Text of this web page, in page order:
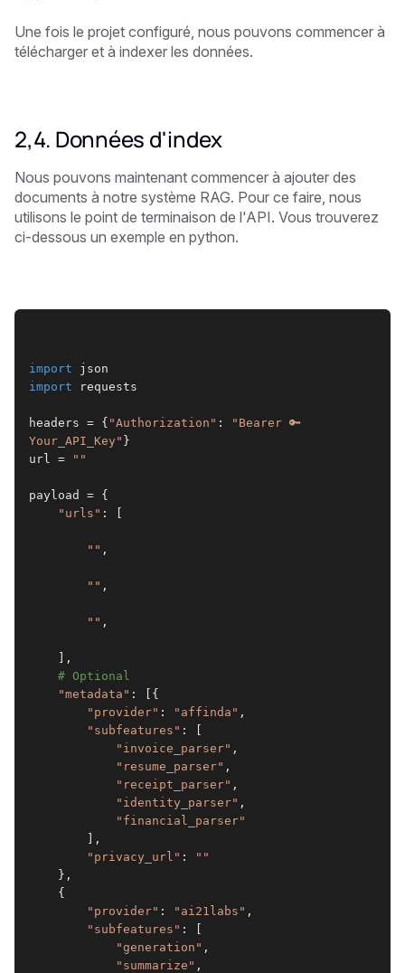
Une fois le projet configuré, nous pouvons commencer à
télécharger et à indexer les données.
2,4. Données d'index
Nous pouvons maintenant commencer à ajouter des
documents à notre système RAG. Pour ce faire, nous
utilisons le point de terminaison de l'API. Vous trouverez
ci-dessous un exemple en python.
import json
import requests
headers = { "Authorization" :
"Bearer 🔑
Your_API_Key" }
url =
" "
payload = {
"urls" : [
" " ,
" " ,
" " ,
    ],
# Optional
"metadata" : [{
"provider" : "affinda" ,
"subfeatures" : [
"invoice_parser" ,
"resume_parser" ,
"receipt_parser" ,
"identity_parser" ,
"financial_parser"
        ],
"privacy_url" : " "
    },
    {
"provider" : "ai21labs" ,
"subfeatures" : [
"generation" ,
"summarize" ,